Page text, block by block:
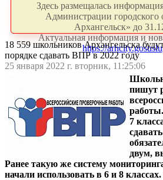
Здесь размещалась
Администрации городского
Архангельск» до
Актуальная информация и
https://
18 559 школьников Архангельска
порядке сдавать ВПР в 2022 году
25 января 2022 г. вторник, 11:25:06
пишут
7
двум,
Ранее такую же систему
начали использовать в 6 и 8 классах.